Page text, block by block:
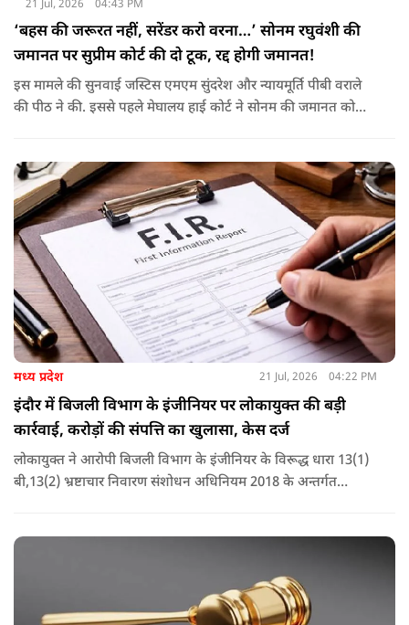
21 Jul, 2026 04:43 PM
‘बहस की जरूरत नहीं, सरेंडर करो वरना…’ सोनम रघुवंशी की
जमानत पर सुप्रीम कोर्ट की दो टूक, रद्द होगी जमानत!
इस मामले की सुनवाई जस्टिस एमएम सुंदरेश और न्यायमूर्ति पीबी वराले
की पीठ ने की. इससे पहले मेघालय हाई कोर्ट ने सोनम की जमानत को
मध्य प्रदेश 21 Jul, 2026 04:22 PM
इंदौर में बिजली विभाग के इंजीनियर पर लोकायुक्त की बड़ी
कार्रवाई, करोड़ों की संपत्ति का खुलासा, केस दर्ज
लोकायुक्त ने आरोपी बिजली विभाग के इंजीनियर के विरूद्ध धारा 13(1)
बी,13(2) भ्रष्टाचार निवारण संशोधन अधिनियम 2018 के अन्तर्गत